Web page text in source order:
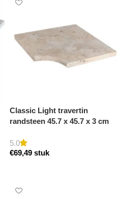
Classic Light travertin
randsteen 45.7 x 45.7 x 3 cm
getrommeld
5.0
€69,49 stuk